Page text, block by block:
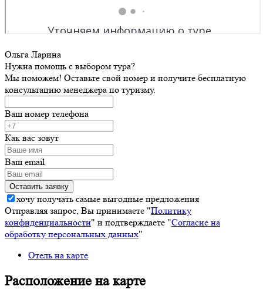
Ольга Ларина
Нужна помощь с выбором тура?
Мы поможем! Оставьте свой номер и получите бесплатную
консультацию менеджера по туризму.
Ваш номер телефона
Как вас зовут
Ваш email
хочу получать самые выгодные предложения
Отправляя запрос, Вы принимаете "Политику
конфиденциальности" и подтверждаете "Согласие на
обработку персональных данных"
Отель на карте
Расположение на карте